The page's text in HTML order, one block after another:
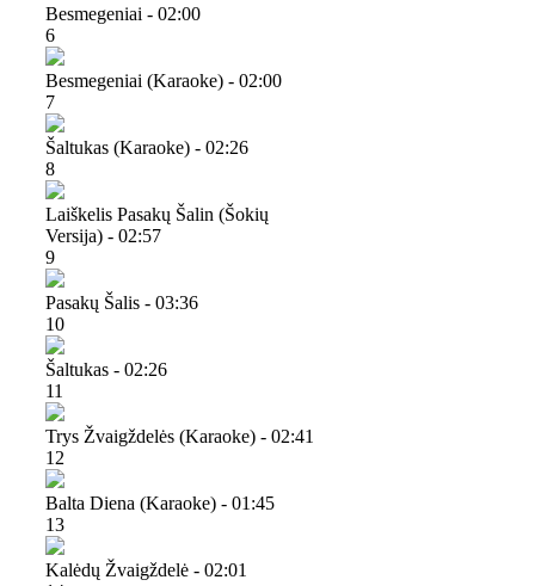
Besmegeniai - 02:00
6
Besmegeniai (karaoke) - 02:00
7
Šaltukas (karaoke) - 02:26
8
Laiškelis Pasakų Šalin (šokių
Versija) - 02:57
9
Pasakų Šalis - 03:36
10
Šaltukas - 02:26
11
Trys Žvaigždelės (karaoke) - 02:41
12
Balta Diena (karaoke) - 01:45
13
Kalėdų Žvaigždelė - 02:01